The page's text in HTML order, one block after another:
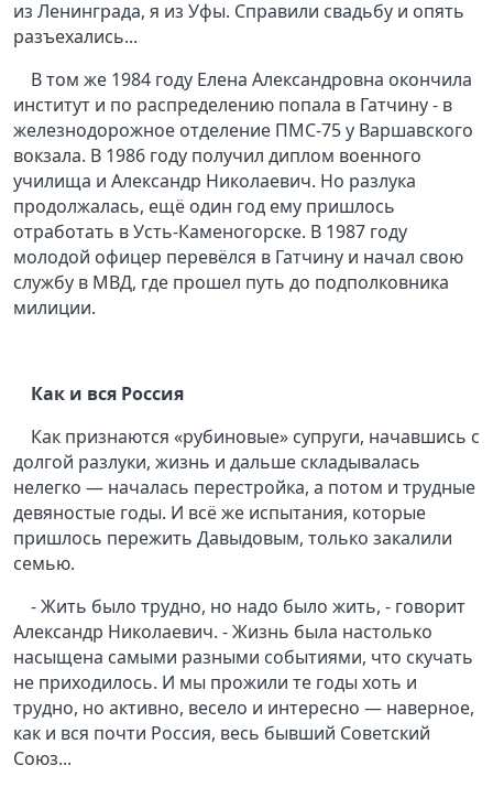
из Ленинграда, я из Уфы. Справили свадьбу и опять
разъехались...
В том же 1984 году Елена Александровна окончила
институт и по распределению попала в Гатчину - в
железнодорожное отделение ПМС-75 у Варшавского
вокзала. В 1986 году получил диплом военного
училища и Александр Николаевич. Но разлука
продолжалась, ещё один год ему пришлось
отработать в Усть-Каменогорске. В 1987 году
молодой офицер перевёлся в Гатчину и начал свою
службу в МВД, где прошел путь до подполковника
милиции.
Как и вся Россия
Как признаются «рубиновые» супруги, начавшись с
долгой разлуки, жизнь и дальше складывалась
нелегко — началась перестройка, а потом и трудные
девяностые годы. И всё же испытания, которые
пришлось пережить Давыдовым, только закалили
семью.
- Жить было трудно, но надо было жить, - говорит
Александр Николаевич. - Жизнь была настолько
насыщена самыми разными событиями, что скучать
не приходилось. И мы прожили те годы хоть и
трудно, но активно, весело и интересно — наверное,
как и вся почти Россия, весь бывший Советский
Союз...